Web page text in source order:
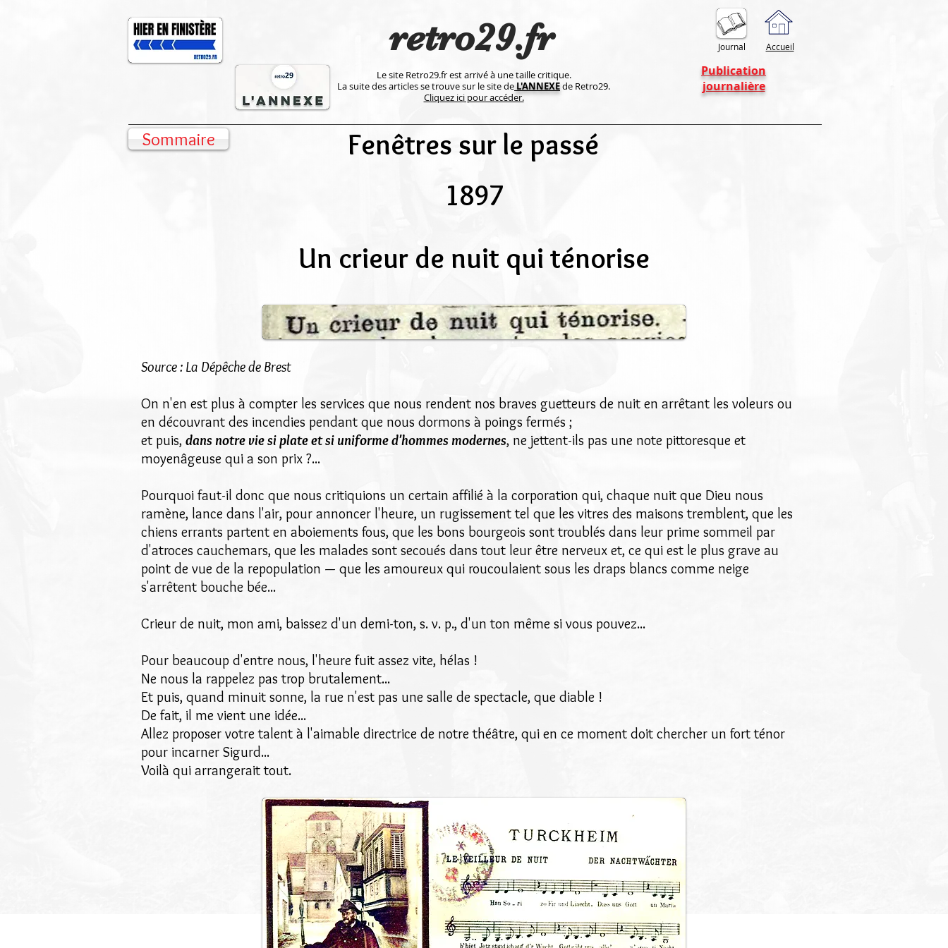
retro29.fr
Le site Retro29.fr est arrivé à une taille critique.
La suite des articles se trouve sur le site deL'ANNEXEde Retro29.
Cliquez ici pour accéder.
Journal Accueil
Publication
journalière
Sommaire
Fenêtres sur le passé
1897
Un crieur de nuit qui ténorise
Source : La Dépêche de Brest
On n'en est plus à compter les services que nous rendent nos braves guetteurs de nuit en arrêtant les voleurs ou
en découvrant des incendies pendant que nous dormons à poings fermés ;
et puis, dans notre vie si plate et si uniforme d'hommes modernes, ne jettent-ils pas une note pittoresque et
moyenâgeuse qui a son prix ?...
Pourquoi faut-il donc que nous critiquions un certain affilié à la corporation qui, chaque nuit que Dieu nous
ramène, lance dans l'air, pour annoncer l'heure, un rugissement tel que les vitres des maisons tremblent, que les
chiens errants partent en aboiements fous, que les bons bourgeois sont troublés dans leur prime sommeil par
d'atroces cauchemars, que les malades sont secoués dans tout leur être nerveux et, ce qui est le plus grave au
point de vue de la repopulation — que les amoureux qui roucoulaient sous les draps blancs comme neige
s'arrêtent bouche bée...
Crieur de nuit, mon ami, baissez d'un demi-ton, s. v. p., d'un ton même si vous pouvez...
Pour beaucoup d'entre nous, l'heure fuit assez vite, hélas !
Ne nous la rappelez pas trop brutalement...
Et puis, quand minuit sonne, la rue n'est pas une salle de spectacle, que diable !
De fait, il me vient une idée...
Allez proposer votre talent à l'aimable directrice de notre théâtre, qui en ce moment doit chercher un fort ténor
pour incarner Sigurd...
Voilà qui arrangerait tout.